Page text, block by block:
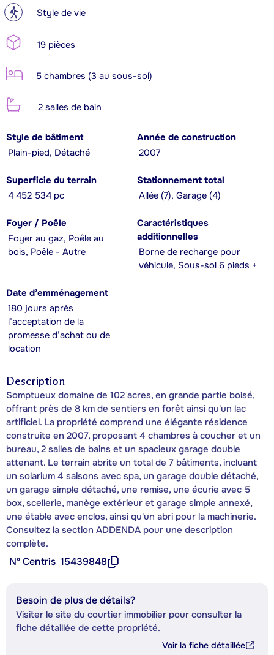
? Style de vie
19 pièces
5 chambres (3 au sous-sol)
2 salles de bain
Style de bâtiment
Plain-pied, Détaché
Année de construction
2007
Superficie du terrain
4 452 534 pc
Stationnement total
Allée (7), Garage (4)
Foyer / Poêle
Foyer au gaz, Poêle au
bois, Poêle - Autre
Caractéristiques
additionnelles
Borne de recharge pour
véhicule, Sous-sol 6 pieds +
Date d’emménagement
180 jours après
l’acceptation de la
promesse d’achat ou de
location
Description
Somptueux domaine de 102 acres, en grande partie boisé,
offrant près de 8 km de sentiers en forêt ainsi qu'un lac
artificiel. La propriété comprend une élégante résidence
construite en 2007, proposant 4 chambres à coucher et un
bureau, 2 salles de bains et un spacieux garage double
attenant. Le terrain abrite un total de 7 bâtiments, incluant
un solarium 4 saisons avec spa, un garage double détaché,
un garage simple détaché, une remise, une écurie avec 5
box, scellerie, manège extérieur et garage simple annexé,
une étable avec enclos, ainsi qu'un abri pour la machinerie.
Consultez la section ADDENDA pour une description
complète.
Nº Centris 15439848
Besoin de plus de détails?
Visiter le site du courtier immobilier pour consulter la
fiche détaillée de cette propriété.
Voir la fiche détaillée